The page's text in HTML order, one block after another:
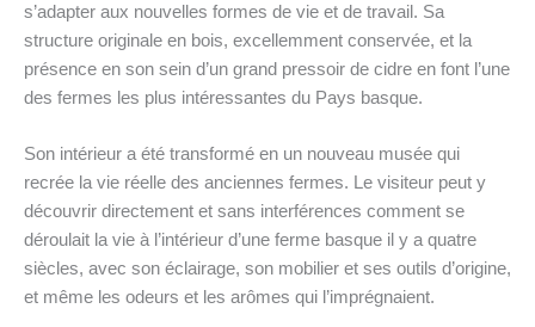
s’adapter aux nouvelles formes de vie et de travail. Sa
structure originale en bois, excellemment conservée, et la
présence en son sein d’un grand pressoir de cidre en font l’une
des fermes les plus intéressantes du Pays basque.
Son intérieur a été transformé en un nouveau musée qui
recrée la vie réelle des anciennes fermes. Le visiteur peut y
découvrir directement et sans interférences comment se
déroulait la vie à l’intérieur d’une ferme basque il y a quatre
siècles, avec son éclairage, son mobilier et ses outils d’origine,
et même les odeurs et les arômes qui l’imprégnaient.